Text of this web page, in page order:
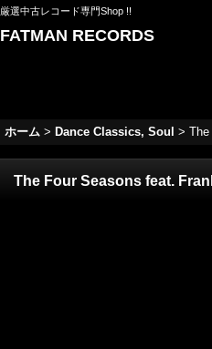
厳選中古レコード専門Shop !!
FATMAN RECORDS
ホーム > Dance Classics, Soul > The
The Four Seasons feat.